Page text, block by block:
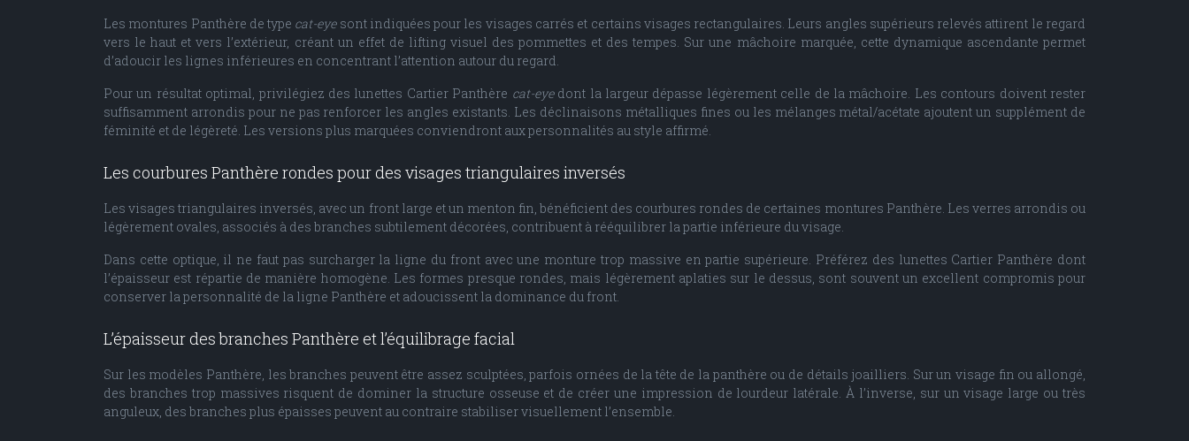
Les montures Panthère de type cat-eyesont indiquées pour les visages carrés et certains visages rectangulaires. Leurs angles supérieurs relevés attirent le regard
vers le haut et vers l’extérieur, créant un effet de lifting visuel des pommettes et des tempes. Sur une mâchoire marquée, cette dynamique ascendante permet
d’adoucir les lignes inférieures en concentrant l’attention autour du regard.
Pour un résultat optimal, privilégiez des lunettes Cartier Panthère cat-eyedont la largeur dépasse légèrement celle de la mâchoire. Les contours doivent rester
suffisamment arrondis pour ne pas renforcer les angles existants. Les déclinaisons métalliques fines ou les mélanges métal/acétate ajoutent un supplément de
féminité et de légèreté. Les versions plus marquées conviendront aux personnalités au style affirmé.
Les courbures Panthère rondes pour des visages triangulaires inversés
Les visages triangulaires inversés, avec un front large et un menton fin, bénéficient des courbures rondes de certaines montures Panthère. Les verres arrondis ou
légèrement ovales, associés à des branches subtilement décorées, contribuent à rééquilibrer la partie inférieure du visage.
Dans cette optique, il ne faut pas surcharger la ligne du front avec une monture trop massive en partie supérieure. Préférez des lunettes Cartier Panthère dont
l’épaisseur est répartie de manière homogène. Les formes presque rondes, mais légèrement aplaties sur le dessus, sont souvent un excellent compromis pour
conserver la personnalité de la ligne Panthère et adoucissent la dominance du front.
L’épaisseur des branches Panthère et l’équilibrage facial
Sur les modèles Panthère, les branches peuvent être assez sculptées, parfois ornées de la tête de la panthère ou de détails joailliers. Sur un visage fin ou allongé,
des branches trop massives risquent de dominer la structure osseuse et de créer une impression de lourdeur latérale. À l’inverse, sur un visage large ou très
anguleux, des branches plus épaisses peuvent au contraire stabiliser visuellement l’ensemble.